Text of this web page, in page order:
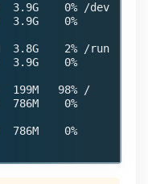
0% /dev
0%
2% /run
0%
199M   98% /
0%
0%